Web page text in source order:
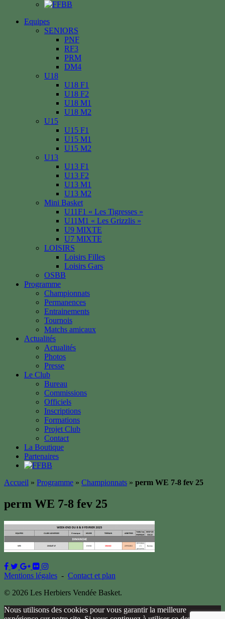
Equipes
SENIORS
PNF
RF3
PRM
DM4
U18
U18 F1
U18 F2
U18 M1
U18 M2
U15
U15 F1
U15 M1
U15 M2
U13
U13 F1
U13 F2
U13 M1
U13 M2
Mini Basket
U11F1 « Les Tigresses »
U11M1 « Les Grizzlis »
U9 MIXTE
U7 MIXTE
LOISIRS
Loisirs Filles
Loisirs Gars
OSBB
Programme
Championnats
Permanences
Entrainements
Tournois
Matchs amicaux
Actualités
Actualités
Photos
Presse
Le Club
Bureau
Commissions
Officiels
Inscriptions
Formations
Projet Club
Contact
La Boutique
Partenaires
Accueil » Programme » Championnats » perm WE 7-8 fev 25
perm WE 7-8 fev 25
Mentions légales - Contact et plan
© 2026 Les Herbiers Vendée Basket.
Nous utilisons des cookies pour vous garantir la meilleure